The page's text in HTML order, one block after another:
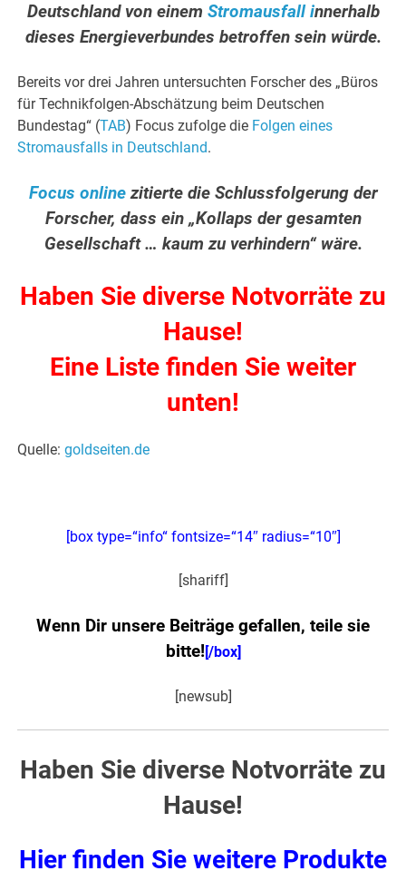
Deutschland von einem Stromausfall innerhalb
dieses Energieverbundes betroffen sein würde.
Bereits vor drei Jahren untersuchten Forscher des „Büros
für Technikfolgen-Abschätzung beim Deutschen
Bundestag“ (TAB) Focus zufolge die Folgen eines
Stromausfalls in Deutschland.
Focus onlinezitierte die Schlussfolgerung der
Forscher, dass ein „Kollaps der gesamten
Gesellschaft … kaum zu verhindern“ wäre.
Haben Sie diverse Notvorräte zu
Hause!
Eine Liste finden Sie weiter
unten!
Quelle:goldseiten.de
[box type=“info“ fontsize=“14″ radius=“10″]
[shariff]
Wenn Dir unsere Beiträge gefallen, teile sie
bitte! [/box]
[newsub]
Haben Sie diverse Notvorräte zu
Hause!
Hier finden Sie weitere Produkte